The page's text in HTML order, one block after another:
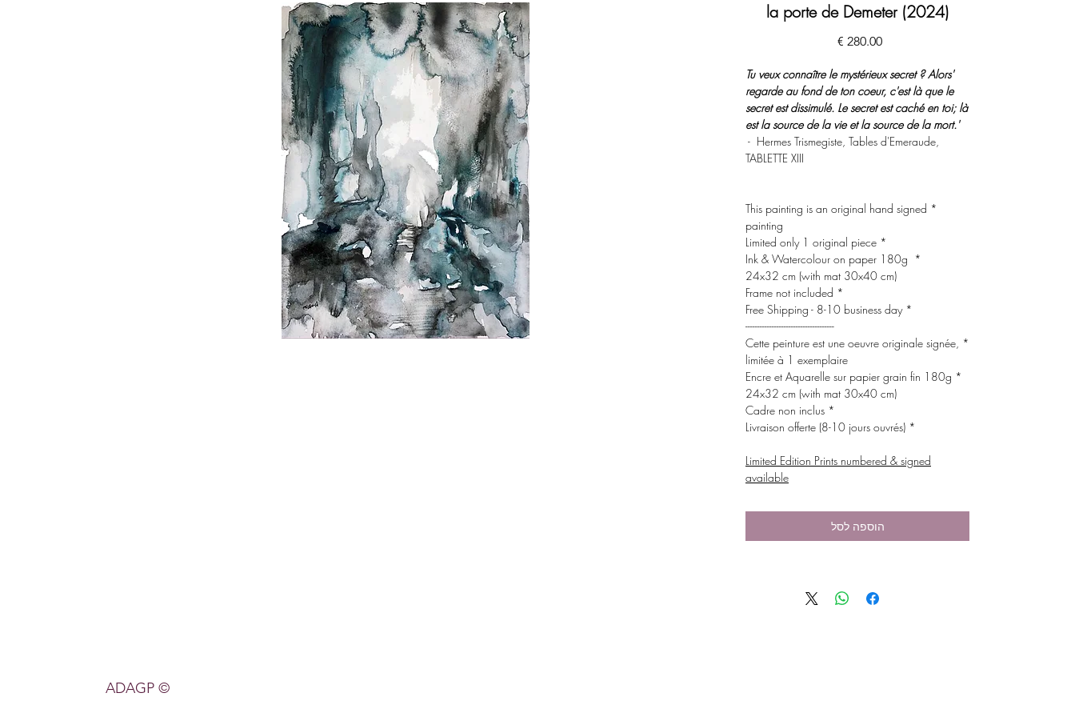
la porte de Demeter (2024)
‏280.00 ‏€ מחיר
'Tu veux connaître le mystérieux secret ? Alors
regarde au fond de ton coeur, c'est là que le
secret est dissimulé. Le secret est caché en toi; là
est la source de la vie et la source de la mort.'
- Hermes Trismegiste, Tables d'Emeraude,
TABLETTE XIII
* This painting is an original hand signed
painting
* Limited only 1 original piece
* Ink & Watercolour on paper 180g
24x32 cm (with mat 30x40 cm)
* Frame not included
* Free Shipping - 8-10 business day
-------------------------------------
* Cette peinture est une oeuvre originale signée,
limitée à 1 exemplaire
* Encre et Aquarelle sur papier grain fin 180g
24x32 cm (with mat 30x40 cm)
* Cadre non inclus
* Livraison offerte (8-10 jours ouvrés)
Limited Edition Prints numbered & signed
available
הוספה לסל
© ADAGP